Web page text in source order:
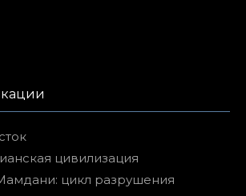
цивилизация
цикл разрушения